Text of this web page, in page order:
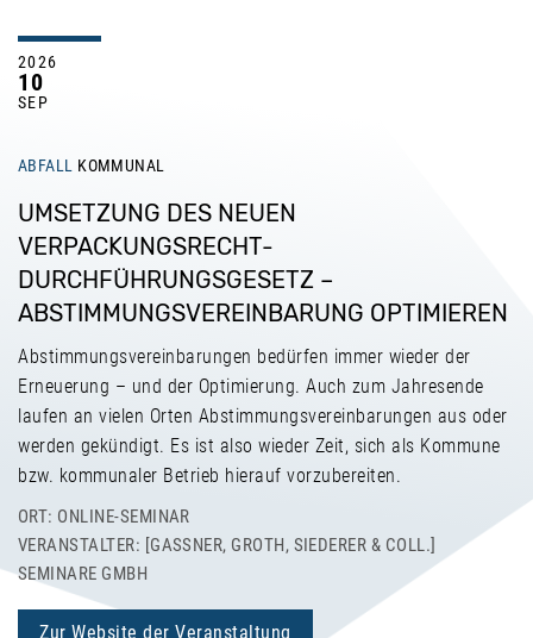
2026
10
SEP
ABFALL KOMMUNAL
UMSETZUNG DES NEUEN
VERPACKUNGSRECHT-
DURCHFÜHRUNGSGESETZ –
ABSTIMMUNGSVEREINBARUNG OPTIMIEREN
Abstimmungsvereinbarungen bedürfen immer wieder der
Erneuerung – und der Optimierung. Auch zum Jahresende
laufen an vielen Orten Abstimmungsvereinbarungen aus oder
werden gekündigt. Es ist also wieder Zeit, sich als Kommune
bzw. kommunaler Betrieb hierauf vorzubereiten.
ORT: ONLINE-SEMINAR
VERANSTALTER: [GASSNER, GROTH, SIEDERER & COLL.] S
EMINARE GMBH
Zur Website der Veranstaltung